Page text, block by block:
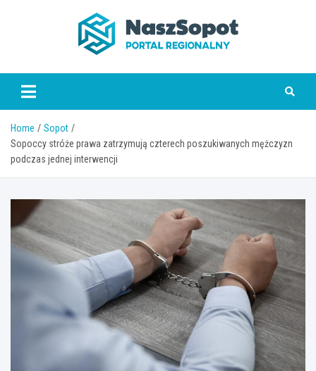
www.naszsopot.pl
Home
Sopot
Sopoccy stróże prawa zatrzymują czterech poszukiwanych mężczyzn
podczas jednej interwencji